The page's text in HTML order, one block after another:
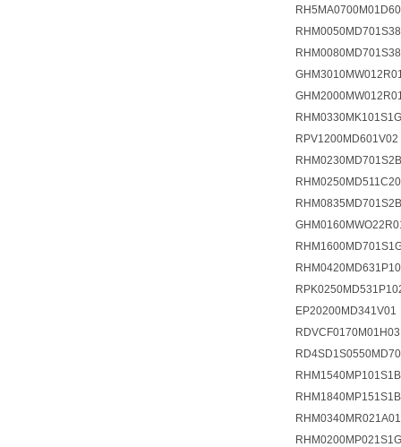
RPV1200MD601V02
RHM0340MR021A01